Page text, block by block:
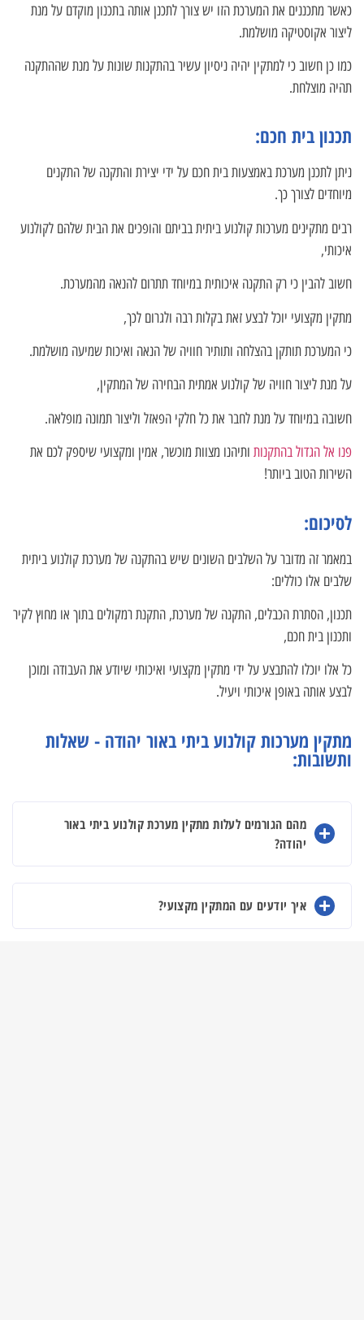
כאשר מתכננים את המערכת הזו יש צורך לתכנן אותה בתכנון מוקדם על מנת
ליצור אקוסטיקה מושלמת.
כמו כן חשוב כי למתקין יהיה ניסיון עשיר בהתקנות שונות על מנת שההתקנה
תהיה מוצלחת.
תכנון בית חכם:
ניתן לתכנן מערכת באמצעות בית חכם על ידי יצירת והתקנה של התקנים
מיוחדים לצורך כך.
רבים מתקינים מערכות קולנוע ביתית בביתם והופכים את הבית שלהם לקולנוע
איכותי,
חשוב להבין כי רק התקנה איכותית במיוחד תתרום להנאה מהמערכת.
מתקין מקצועי יוכל לבצע זאת בקלות רבה ולגרום לכך,
כי המערכת תותקן בהצלחה ותותיר חוויה של הנאה ואיכות שמיעה מושלמת.
על מנת ליצור חוויה של קולנוע אמתית הבחירה של המתקין,
חשובה במיוחד על מנת לחבר את כל חלקי הפאזל וליצור תמונה מופלאה.
פנו אל הגדול בהתקנות ותיהנו מצוות מוכשר, אמין ומקצועי שיספק לכם את
השירות הטוב ביותר!
לסיכום:
במאמר זה מדובר על השלבים השונים שיש בהתקנה של מערכת קולנוע ביתית
שלבים אלו כוללים:
תכנון, הסתרת הכבלים, התקנה של מערכת, התקנת רמקולים בתוך או מחוץ לקיר
ותכנון בית חכם,
כל אלו יוכלו להתבצע על ידי מתקין מקצועי ואיכותי שיודע את העבודה ומוכן
לבצע אותה באופן איכותי ויעיל.
מתקין מערכות קולנוע ביתי באור יהודה - שאלות
ותשובות:
מהם הגורמים לעלות מתקין מערכת קולנוע ביתי באור
יהודה?
איך יודעים עם המתקין מקצועי?